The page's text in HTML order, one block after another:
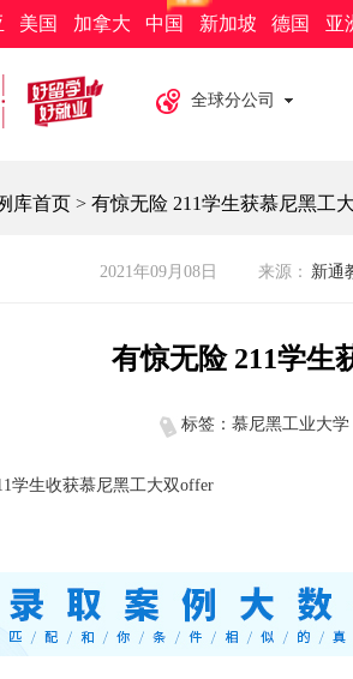
新通外语 欧亚教育 新通求职
全球分公司
美国 加拿大 中国 新加坡 德国 亚
库首页 > 有惊无险 211学生获慕尼黑工
2021年09月08日 来源： 新通
有惊无险 211学生
标签：慕尼黑工业大
学生收获慕尼黑工大双offer